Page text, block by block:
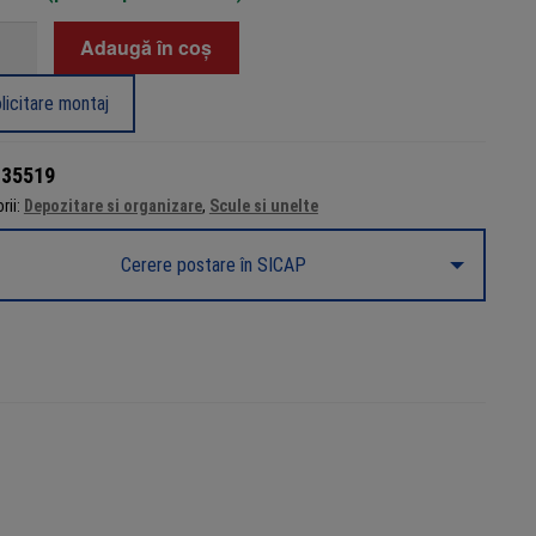
Adaugă în coș
montaj
35519
Depozitare si organizare, Scule si unelte
Cerere postare în SICAP